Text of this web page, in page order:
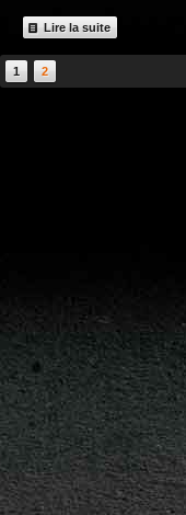
Lire la suite
1 2